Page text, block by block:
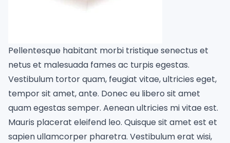
Pellentesque habitant morbi tristique senectus et
netus et malesuada fames ac turpis egestas.
Vestibulum tortor quam, feugiat vitae, ultricies eget,
tempor sit amet, ante. Donec eu libero sit amet
quam egestas semper. Aenean ultricies mi vitae est.
Mauris placerat eleifend leo. Quisque sit amet est et
sapien ullamcorper pharetra. Vestibulum erat wisi,